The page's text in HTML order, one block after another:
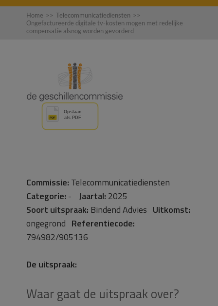
Home >> Telecommunicatiediensten >>
Ongefactureerde digitale tv-kosten mogen met redelijke
compensatie alsnog worden gevorderd
Commissie: Telecommunicatiediensten
Categorie: - Jaartal: 2025
Soort uitspraak: Bindend Advies Uitkomst:
ongegrond Referentiecode:
794982/905136
De uitspraak:
Waar gaat de uitspraak over?